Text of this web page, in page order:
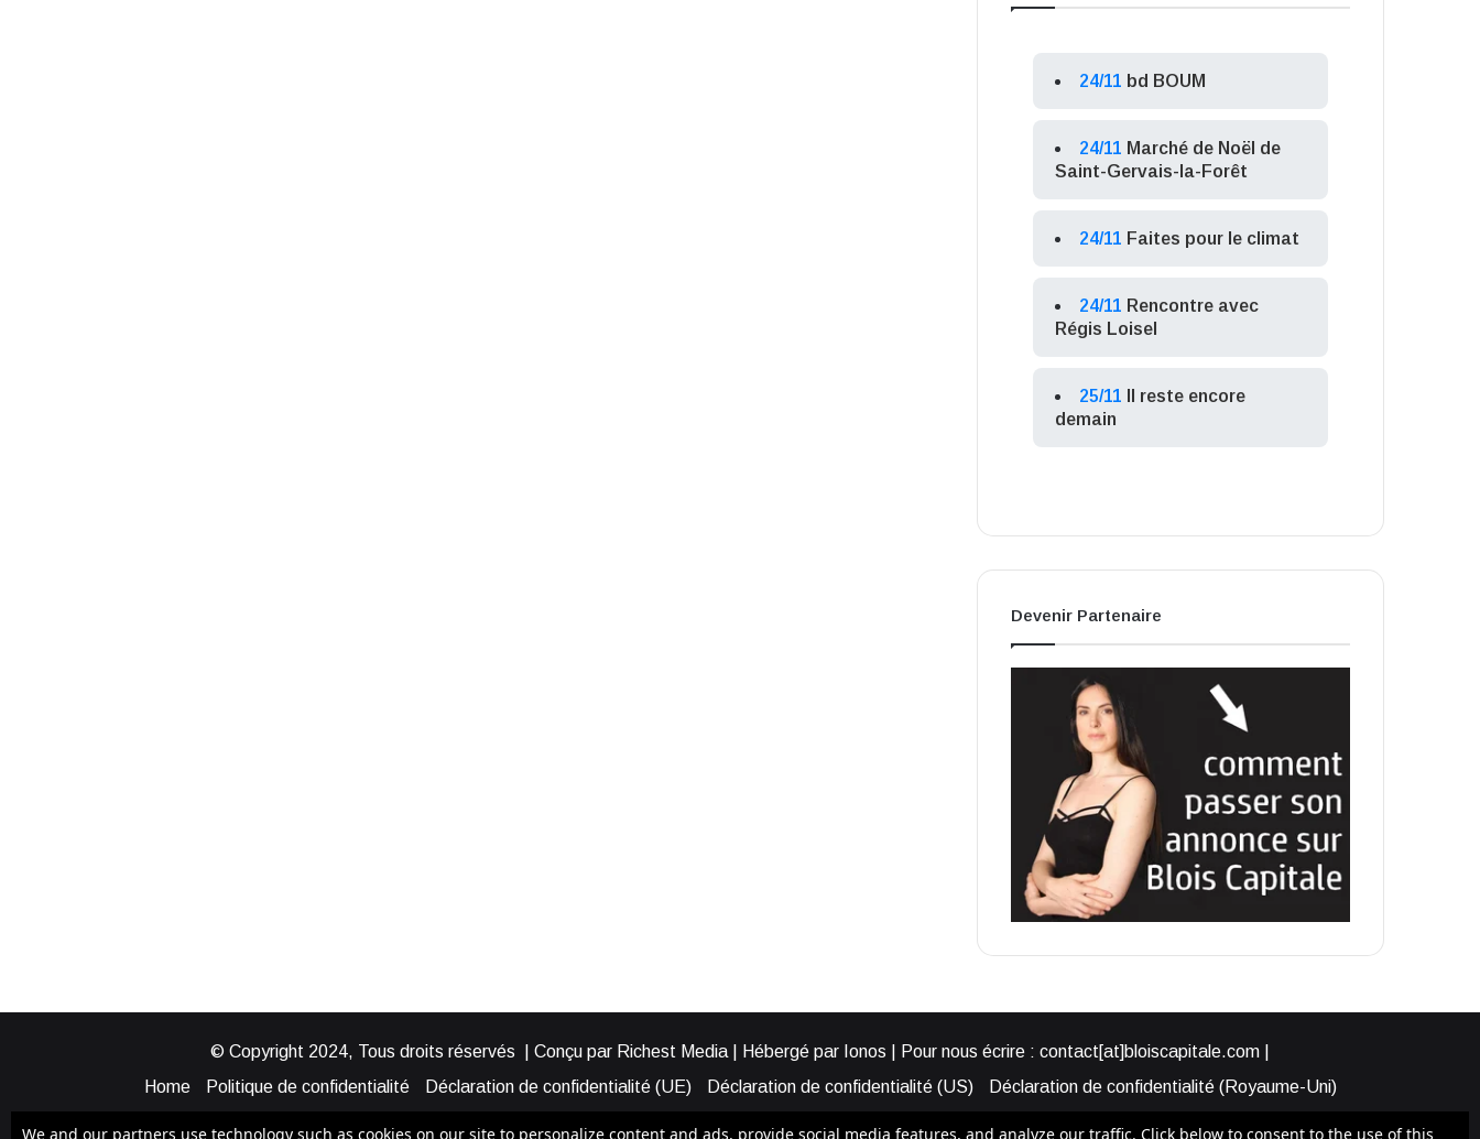
24/11 bd BOUM
24/11 Marché de Noël de
Saint-Gervais-la-Forêt
24/11 Faites pour le climat
24/11 Rencontre avec
Régis Loisel
25/11
Il reste encore
demain
Devenir Partenaire
© Copyright 2024, Tous droits réservés | Conçu par Richest Media | Hébergé par Ionos | Pour nous écrire : contact[at]bloiscapitale.com |
Home
Politique de confidentialité Déclaration de confidentialité (UE) Déclaration de confidentialité (US)
Déclaration de confidentialité (Royaume-Uni)
We and our partners use technology such as cookies on our site to personalize content and ads, provide social media features, and analyze our traffic. Click below to consent to the use of this